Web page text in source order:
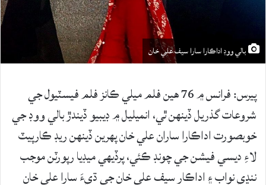
بالي ووڊ اداڪارا سارا سيف علي خان
پيرس: فرانس ۾ 76 هين فلم ميلي ڪانز فلم فيسٽيول جي
شروعات گذريل ڏينهن ٿي، انميليل ۾ ڊيبيو ڏيندڙ بالي ووڊ جي
خوبصورت اداڪارا ساران علي خان پهرين ڏينهن ريڊ ڪارپيٽ
لاءِ ديسي فيشن جي چونڊ ڪئي، پرڏيهي ميڊيا رپورٽن موجب
ننڍي نواب ۽ اداڪار سيف علي خان جي ڌيءَ سارا علي خان